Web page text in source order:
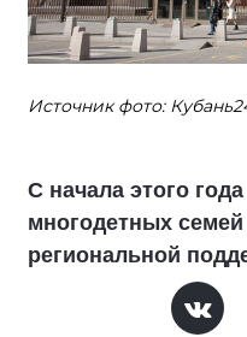
Источник фото:
С начала этого
многодетных
региональной